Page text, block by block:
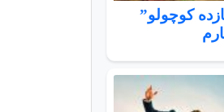
کوچولو”